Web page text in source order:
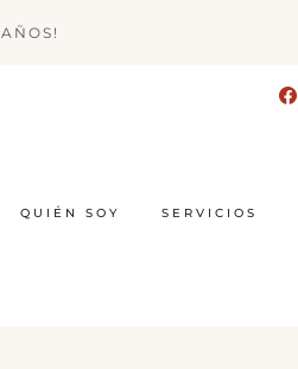
AÑOS!
QUIÉN SOY SERVICIOS